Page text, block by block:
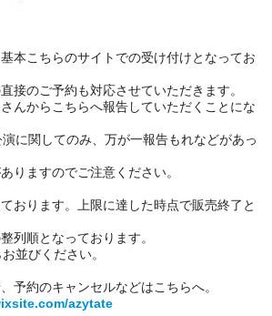
本こちらのサイトでの受け付けとなってお
接のご予約も対応させていただきます。
んからこちらへ報告していただくことにな
に関してのみ、 万が一報告もれなどがあっ
りますのでご注意ください。
おります。上限に達した時点で販売終了と
列順となっております。
並びください。
予約のキャンセルなどはこちらへ。
azytate